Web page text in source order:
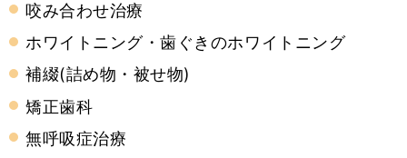
咬み合わせ治療
ホワイトニング・歯ぐきのホワイトニング
補綴(詰め物・被せ物)
矯正歯科
無呼吸症治療